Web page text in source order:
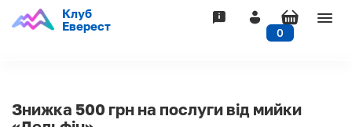
Клуб
Еверест
0
Знижка 500 грн на послуги від мийки